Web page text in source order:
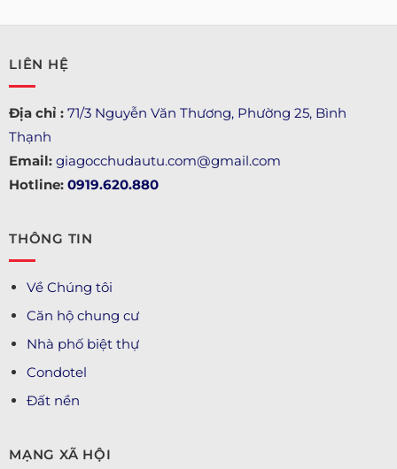
LIÊN HỆ
Địa chỉ : 71/3 Nguyễn Văn Thương, Phường 25, Bình
Thạnh
Email: giagocchudautu.com@gmail.com
Hotline: 0919.620.880
THÔNG TIN
Về Chúng tôi
Căn hộ chung cư
Nhà phố biệt thự
Condotel
Đất nền
MẠNG XÃ HỘI